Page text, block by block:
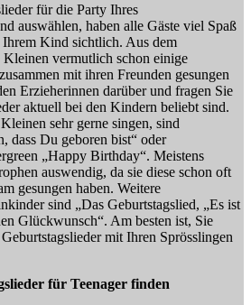
für die Party Ihres
auswählen, haben alle Gäste viel Spaß
Kind sichtlich. Aus dem
vermutlich schon einige
mit ihren Freunden gesungen
Erzieherinnen darüber und fragen Sie
aktuell bei den Kindern beliebt sind.
sehr gerne singen, sind
dass Du geboren bist“ oder
„Happy Birthday“. Meistens
auswendig, da sie diese schon oft
gesungen haben. Weitere
sind „Das Geburtstagslied, „Es ist
Glückwunsch“. Am besten ist, Sie
mit Ihren Sprösslingen
für Teenager finden